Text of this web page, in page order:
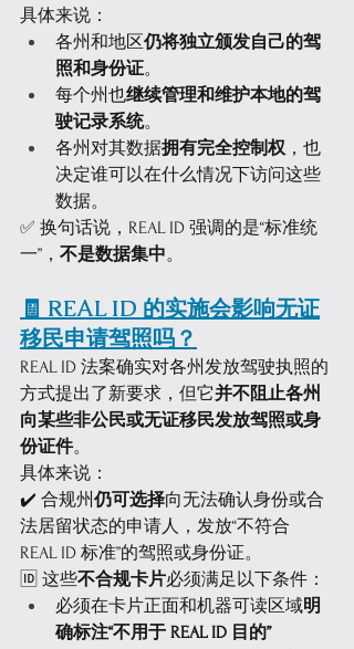
具体来说：
各州和地区仍将独立颁发自己的驾
照和身份证。
每个州也继续管理和维护本地的驾
驶记录系统。
各州对其数据拥有完全控制权 ，也
决定谁可以在什么情况下访问这些
数据。
✅ 换句话说，REAL ID 强调的是“标准统
一”， 不是数据集中。
🧾 REAL ID 的实施会影响无证
移民申请驾照吗？
REAL ID 法案确实对各州发放驾驶执照的
方式提出了新要求，但它并不阻止各州
向某些非公民或无证移民发放驾照或身
份证件。
具体来说：
✔️ 合规州仍可选择向无法确认身份或合
法居留状态的申请人，发放“不符合
REAL ID 标准”的驾照或身份证。
🆔 这些不合规卡片必须满足以下条件：
必须在卡片正面和机器可读区域明
确标注“不用于 REAL ID 目的”